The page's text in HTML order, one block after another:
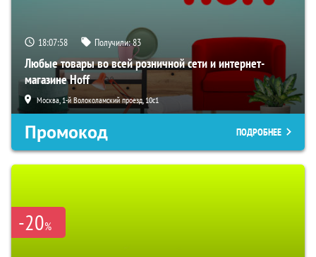
18:07:57 Получили:83
Любые товары во всей розничной сети и интернет-
магазине Hoff
Москва, 1-й Волоколамский проезд, 10с1
Промокод ПОДРОБНЕЕ
-20%